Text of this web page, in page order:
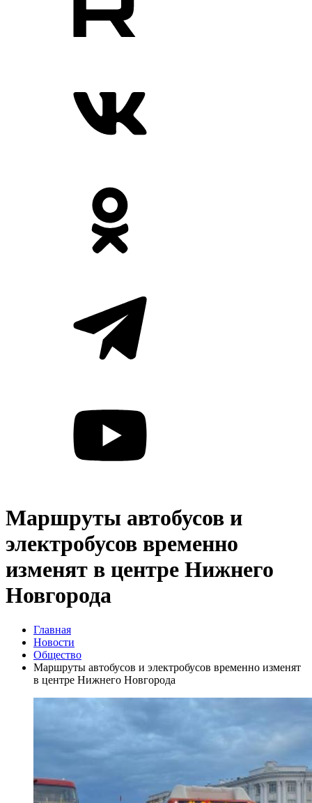
Маршруты автобусов и
электробусов временно
изменят в центре Нижнего
Новгорода
Главная
Новости
Общество
Маршруты автобусов и электробусов временно изменят
в центре Нижнего Новгорода